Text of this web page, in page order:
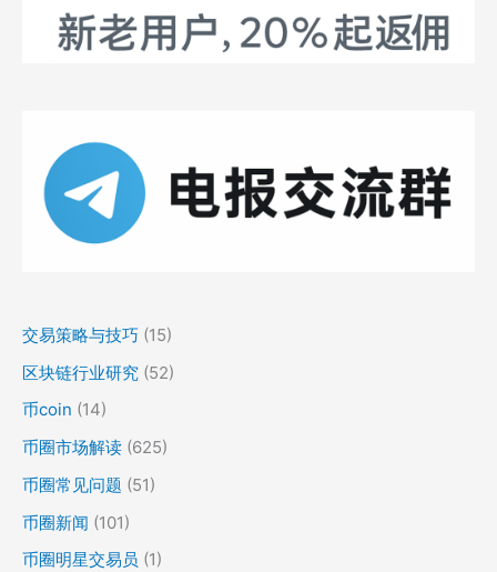
交易策略与技巧 (15)
区块链行业研究 (52)
币coin (14)
币圈市场解读 (625)
币圈常见问题 (51)
币圈新闻 (101)
币圈明星交易员 (1)